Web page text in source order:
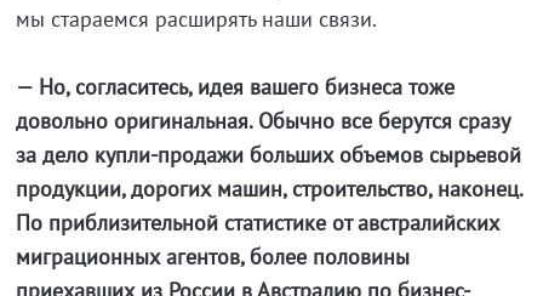
мы стараемся расширять наши связи.
— Но, согласитесь, идея вашего бизнеса тоже
довольно оригинальная. Обычно все берутся сразу
за дело купли-продажи больших объемов сырьевой
продукции, дорогих машин, строительство, наконец.
По приблизительной статистике от австралийских
миграционных агентов, более половины